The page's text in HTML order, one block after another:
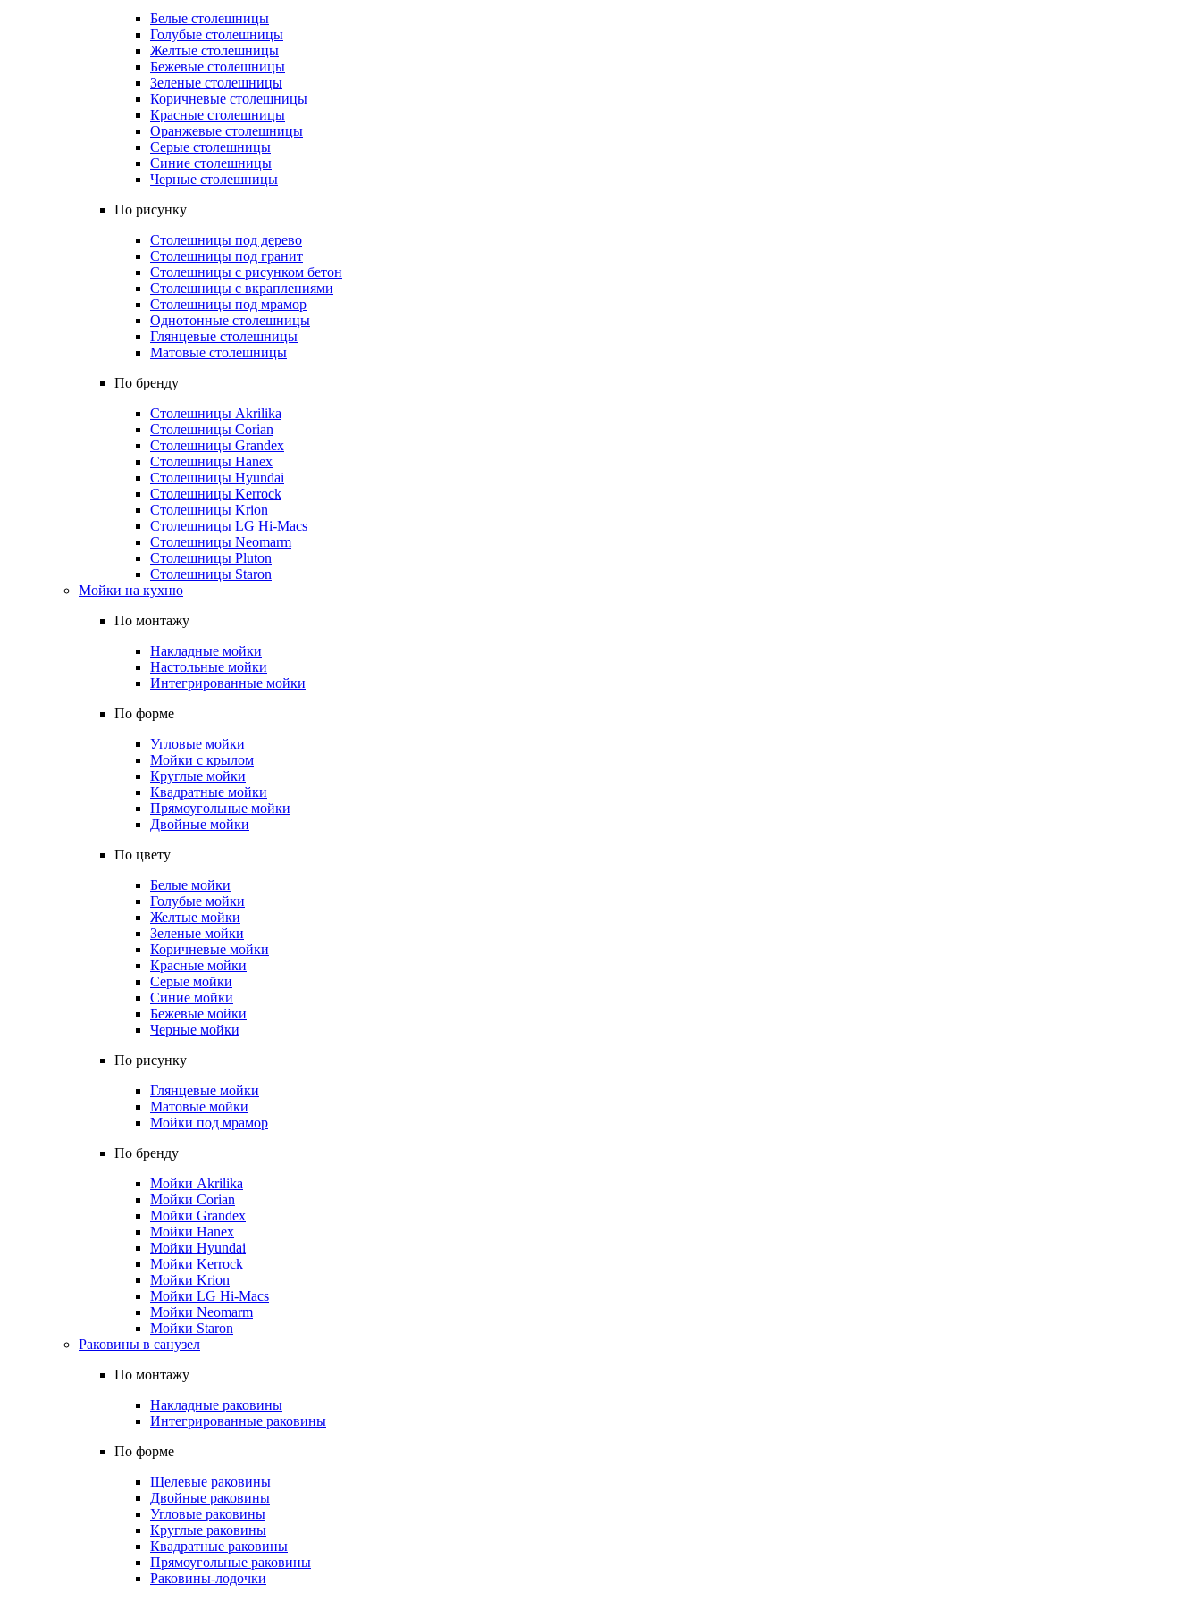
Белые столешницы
Голубые столешницы
Желтые столешницы
Бежевые столешницы
Зеленые столешницы
Коричневые столешницы
Красные столешницы
Оранжевые столешницы
Серые столешницы
Синие столешницы
Черные столешницы
По рисунку
Столешницы под дерево
Столешницы под гранит
Столешницы с рисунком бетон
Столешницы с вкраплениями
Столешницы под мрамор
Однотонные столешницы
Глянцевые столешницы
Матовые столешницы
По бренду
Столешницы Akrilika
Столешницы Corian
Столешницы Grandex
Столешницы Hanex
Столешницы Hyundai
Столешницы Kerrock
Столешницы Krion
Столешницы LG Hi-Macs
Столешницы Neomarm
Столешницы Pluton
Столешницы Staron
Мойки на кухню
По монтажу
Накладные мойки
Настольные мойки
Интегрированные мойки
По форме
Угловые мойки
Мойки с крылом
Круглые мойки
Квадратные мойки
Прямоугольные мойки
Двойные мойки
По цвету
Белые мойки
Голубые мойки
Желтые мойки
Зеленые мойки
Коричневые мойки
Красные мойки
Серые мойки
Синие мойки
Бежевые мойки
Черные мойки
По рисунку
Глянцевые мойки
Матовые мойки
Мойки под мрамор
По бренду
Мойки Akrilika
Мойки Corian
Мойки Grandex
Мойки Hanex
Мойки Hyundai
Мойки Kerrock
Мойки Krion
Мойки LG Hi-Macs
Мойки Neomarm
Мойки Staron
Раковины в санузел
По монтажу
Накладные раковины
Интегрированные раковины
По форме
Щелевые раковины
Двойные раковины
Угловые раковины
Круглые раковины
Квадратные раковины
Прямоугольные раковины
Раковины-лодочки